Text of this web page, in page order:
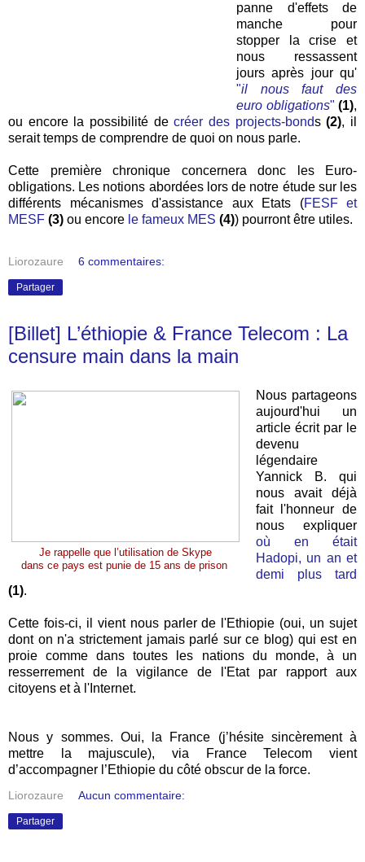
panne d'effets de
manche pour
stopper la crise et
nous ressassent
jours après jour qu'
"il nous faut des
euro obligations" (1),
ou encore la possibilité decréer des projects-bonds(2), il
serait temps de comprendre de quoi on nous parle.
Cette première chronique concernera donc les Euro-
obligations. Les notions abordées lors de notre étude sur les
différents mécanismes d'assistance aux Etats (FESF et
MESF (3) ou encore le fameux MES (4)) pourront être utiles.
Liorozaure 6 commentaires:
Partager
[Billet] L’éthiopie & France Telecom : La
censure main dans la main
Je rappelle que l’utilisation de Skype
dans ce pays est punie de 15 ans de prison
Nous partageons
aujourd'hui un
article écrit par le
devenu
légendaire
Yannick B. qui
nous avait déjà
fait l'honneur de
nous expliquer
où en était
Hadopi, un an et
demi plus tard
(1).
Cette fois-ci, il vient nous parler de l'Ethiopie (oui, un sujet
dont on n'a strictement jamais parlé sur ce blog) qui est en
proie comme dans toutes les nations du monde, à un
resserrement de la vigilance de l'Etat par rapport aux
citoyens et à l'Internet.
Nous y sommes. Oui, la France (j’hésite sincèrement à
mettre la majuscule), via France Telecom vient
d’accompagner l’Ethiopie du côté obscur de la force.
Liorozaure Aucun commentaire:
Partager